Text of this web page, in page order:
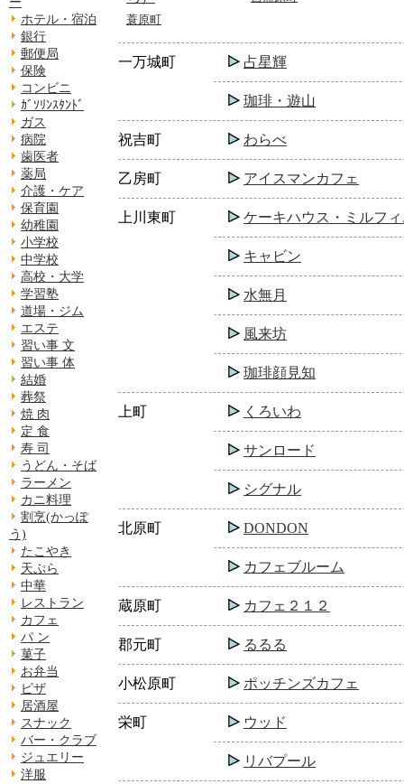
ホテル・宿泊
銀行
郵便局
保険
コンビニ
ｶﾞｿﾘﾝｽﾀﾝﾄﾞ
ガス
病院
歯医者
薬局
介護・ケア
保育園
幼稚園
小学校
中学校
高校・大学
学習塾
道場・ジム
エステ
習い事 文
習い事 体
結婚
葬祭
焼 肉
定 食
寿 司
うどん・そば
ラーメン
カニ料理
割烹(かっぽ
う)
たこやき
天ぷら
中華
レストラン
カフェ
パ ン
菓子
お弁当
ピザ
居酒屋
スナック
バー・クラブ
ジュエリー
洋服
蓑原町
一万城町 占星輝
珈琲・遊山
祝吉町 わらべ
乙房町 アイスマンカフェ
上川東町 ケーキハウス・ミルフ
キャビン
水無月
風来坊
珈琲顔見知
上町 くろいわ
サンロード
シグナル
北原町 DONDON
カフェブルーム
蔵原町 カフェ２１２
郡元町 るるる
小松原町 ポッチンズカフェ
栄町 ウッド
リバプール